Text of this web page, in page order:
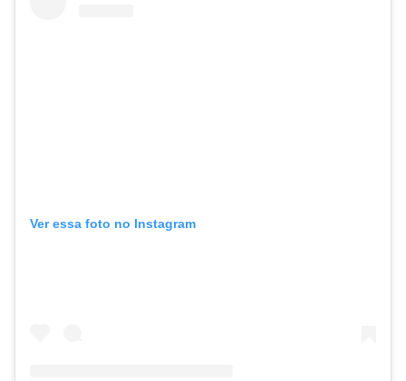
Ver essa foto no Instagram